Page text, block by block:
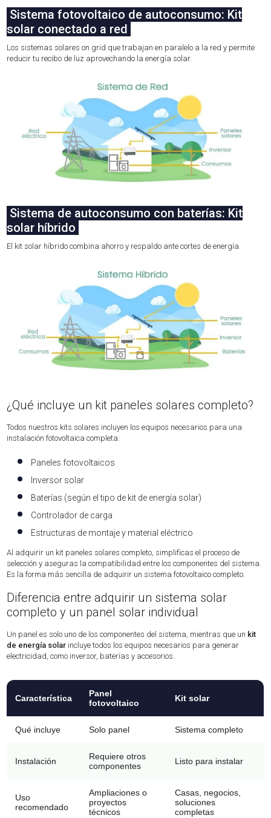
Sistema fotovoltaico de autoconsumo: Kit
solar conectado a red
Los sistemas solares on grid que trabajan en paralelo a la red y permite
reducir tu recibo de luz aprovechando la energía solar.
Sistema de autoconsumo con baterías: Kit
solar híbrido
El kit solar híbrido combina ahorro y respaldo ante cortes de energía.
¿Qué incluye un kit paneles solares completo?
Todos nuestros kits solares incluyen los equipos necesarios para una
instalación fotovoltaica completa:
Paneles fotovoltaicos
Inversor solar
Baterías (según el tipo de kit de energía solar)
Controlador de carga
Estructuras de montaje y material eléctrico
Al adquirir un kit paneles solares completo, simplificas el proceso de
selección y aseguras la compatibilidad entre los componentes del sistema.
Es la forma más sencilla de adquirir un sistema fotovoltaico completo.
Diferencia entre adquirir un sistema solar
completo y un panel solar individual
Un panel es solo uno de los componentes del sistema, mientras que un kit
de energía solar incluye todos los equipos necesarios para generar
electricidad, como inversor, baterías y accesorios.
Característica
Panel
fotovoltaico
Kit solar
Qué incluye Solo panel Sistema completo
Instalación
Requiere otros
componentes
Listo para instalar
Uso
recomendado
Ampliaciones o
proyectos
técnicos
Casas, negocios,
soluciones
completas